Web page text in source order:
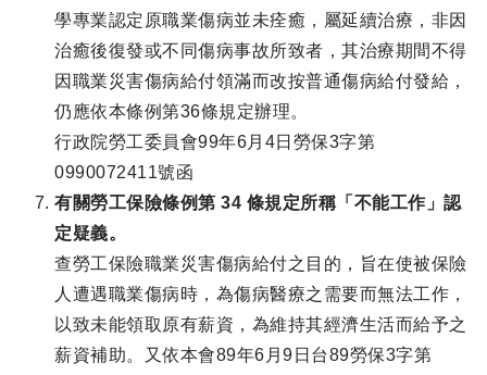
學專業認定原職業傷病並未痊癒，屬延續治療，非因
治癒後復發或不同傷病事故所致者，其治療期間不得
因職業災害傷病給付領滿而改按普通傷病給付發給，
仍應依本條例第36條規定辦理。
行政院勞工委員會99年6月4日勞保3字第
0990072411號函
有關勞工保險條例第 34 條規定所稱「不能工作」認
定疑義。
查勞工保險職業災害傷病給付之目的，旨在使被保險
人遭遇職業傷病時，為傷病醫療之需要而無法工作，
以致未能領取原有薪資，為維持其經濟生活而給予之
薪資補助。又依本會89年6月9日台89勞保3字第